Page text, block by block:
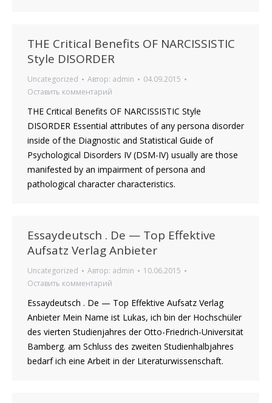
THE Critical Benefits OF NARCISSISTIC
Style DISORDER
Uncategorized Автор: admin
04.09.2015
Оставить комментарий
THE Critical Benefits OF NARCISSISTIC Style
DISORDER Essential attributes of any persona disorder
inside of the Diagnostic and Statistical Guide of
Psychological Disorders IV (DSM-IV) usually are those
manifested by an impairment of persona and
pathological character characteristics.
Essaydeutsch . De — Top Effektive
Aufsatz Verlag Anbieter
Uncategorized Автор: admin
10.06.2015
Оставить комментарий
Essaydeutsch . De — Top Effektive Aufsatz Verlag
Anbieter Mein Name ist Lukas, ich bin der Hochschüler
des vierten Studienjahres der Otto-Friedrich-Universität
Bamberg. am Schluss des zweiten Studienhalbjahres
bedarf ich eine Arbeit in der Literaturwissenschaft.